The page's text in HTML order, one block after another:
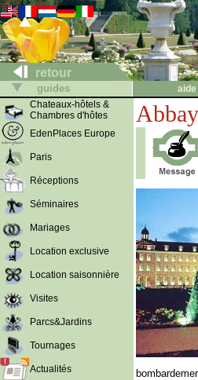
retour
guides aide
Chateaux-hôtels &
Chambres d'hôtes
EdenPlaces Europe
Paris
Réceptions
Séminaires
Mariages
Location exclusive
Location saisonnière
Visites
Parcs&Jardins
Tournages
Actualités